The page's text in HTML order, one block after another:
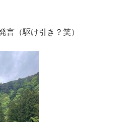
言（駆け引き？笑）